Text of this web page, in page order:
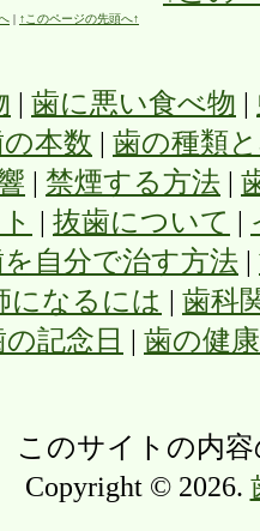
| ↑このページの先頭へ↑
| 歯に悪い食べ物 |
本数 | 歯の種類
| 禁煙する方法 |
| 抜歯について |
自分で治す方法 |
になるには | 歯科
の記念日 | 歯の健
このサイトの内
Copyright © 2026.